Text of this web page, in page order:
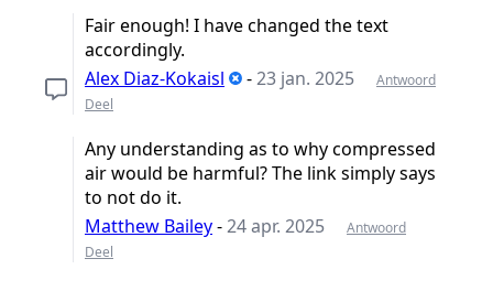
Fair enough! I have changed the text
accordingly.
Alex Diaz-Kokaisl
-23 jan. 2025
Antwoord
Deel
Any understanding as to why compressed
air would be harmful? The link simply says
to not do it.
Matthew Bailey-24 apr. 2025
Antwoord
Deel